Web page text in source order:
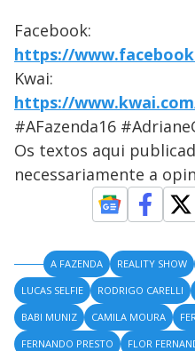
Facebook:
https://
Kwai:
https://
#AFazenda16
Os textos aqui
necessariamente a
A FAZENDA REALITY SHOW
LUCAS SELFIE
RODRIGO CARELLI
BABI MUNIZ
CAMILA MOURA
FERNANDO PRESTO
FLOR